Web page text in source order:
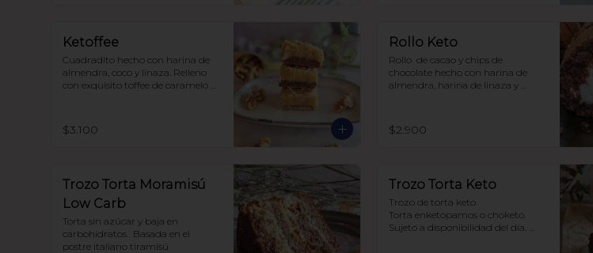
Ketoffee
Cuadradito hecho con harina de
almendra, coco y linaza. Relleno
con exquisito toffee de caramelo y
$3.100
Rollo Keto
Rollo  de cacao y chips de
chocolate hecho con harina de
almendra, harina de linaza y
naranja. Sin carbohidratos ni
azúcar, todo endulzado con
$2.900
Trozo Torta Moramisú
Low Carb
Torta sin azúcar y baja en
carbohidratos.  Basada en el
postre italiano tiramisú
Trozo Torta Keto
Trozo de torta keto
Torta enketopamos o choketo.
Sujeto a disponibilidad del día.